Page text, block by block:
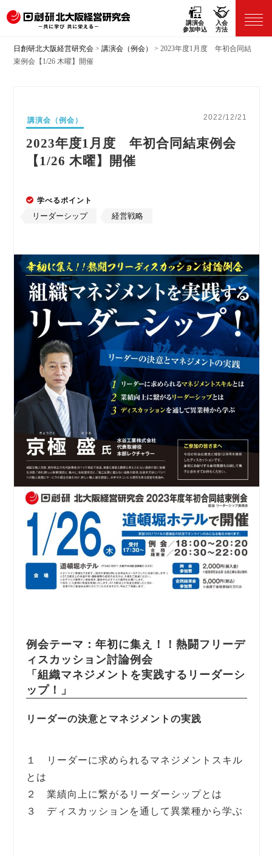
講演会
参加申込
入会
方法
日創研北大阪経営研究会 >講演会（例会） >2023年度1月度 年初合同結
束例会【1/26 木曜】開催
講演会（例会） 2022/12/21
2023年度1月度 年初合同結束例会
【1/26 木曜】開催
学べるポイント
リーダーシップ 経営戦略
例会テーマ：年初に集え！！熱闘フリーデ
ィスカッション討論例会
「組織マネジメントを実践するリーダーシ
ップ！」
リーダーの決意とマネジメントの実践
１ リーダーに求められるマネジメントスキル
とは
２ 業績向上に繋がるリーダーシップとは
３ ディスカッションを通して異業種から学ぶ